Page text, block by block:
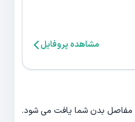
مشاهده پروفایل
مفاصل بدن شما یافت می شود.